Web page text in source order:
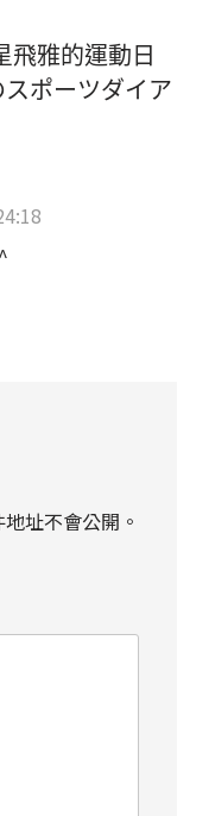
飛雅的運動日
ポーツダイア
址不會公開。